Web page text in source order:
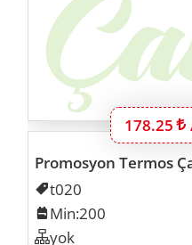
Bu
178.25
Promosyon Termos
Kodu
t020
Min. İmalat
Min:200
Organizer
yok